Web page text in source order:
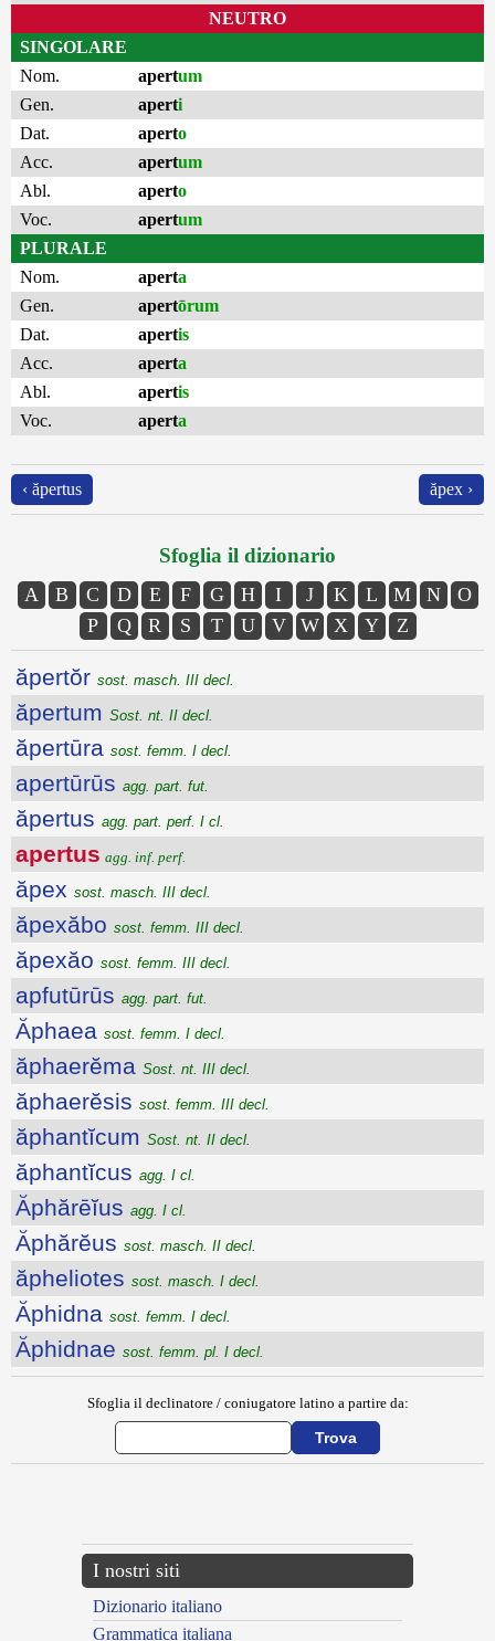
NEUTRO
SINGOLARE
Nom.
apertum
Gen.
aperti
Dat.
aperto
Acc.
apertum
Abl.
aperto
Voc.
apertum
PLURALE
Nom.
aperta
Gen.
apertōrum
Dat.
apertis
Acc.
aperta
Abl.
apertis
Voc.
aperta
‹ ăpertus ăpex ›
Sfoglia il dizionario
A B C D E F G H I J K L M N
O
P
Q R S T U V W X Y Z
ăpertŏr sost. masch. III decl.
ăpertum Sost. nt. II decl.
ăpertūra sost. femm. I decl.
apertūrūs agg. part. fut.
ăpertus agg. part. perf. I cl.
apertus agg. inf. perf.
ăpex sost. masch. III decl.
ăpexăbo sost. femm. III decl.
ăpexăo sost. femm. III decl.
apfutūrūs agg. part. fut.
Ăphaea sost. femm. I decl.
ăphaerĕma Sost. nt. III decl.
ăphaerĕsis sost. femm. III decl.
ăphantĭcum Sost. nt. II decl.
ăphantĭcus agg. I cl.
Ăphărēĭus agg. I cl.
Ăphărĕus sost. masch. II decl.
ăpheliotes sost. masch. I decl.
Ăphidna sost. femm. I decl.
Ăphidnae sost. femm. pl. I decl.
Sfoglia il declinatore / coniugatore latino a partire da:
I nostri siti
Dizionario italiano
Grammatica italiana